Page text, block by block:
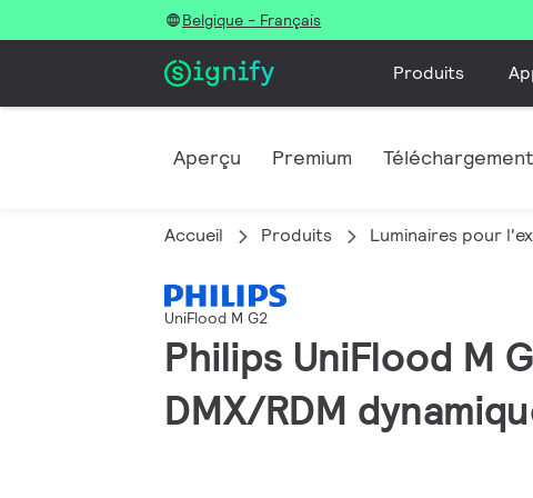
Belgique - Français
Produits
Aperçu Premium
Accueil Produits Luminaires pour
UniFlood M G2
Philips UniFlood M
DMX/RDM